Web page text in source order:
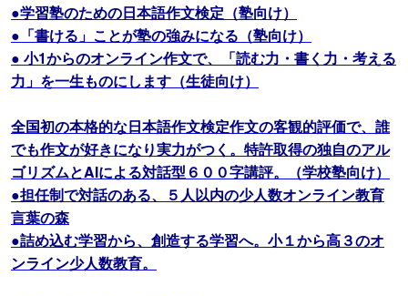
●学習塾のための日本語作文検定（塾向け）
●「書ける」ことが塾の強みになる（塾向け）
● 小1からのオンライン作文で、「読む力・書く力・考える
力」を一生ものにします（生徒向け）
全国初の本格的な日本語作文検定作文の客観的評価で、誰
でも作文が好きになり実力がつく。特許取得の独自のアル
ゴリズムとAIによる対話型６００字講評。（学校塾向け）
●担任制で対話のある、５人以内の少人数オンライン教育
言葉の森
●詰め込む学習から、創造する学習へ。小１から高３のオ
ンライン少人数教育。